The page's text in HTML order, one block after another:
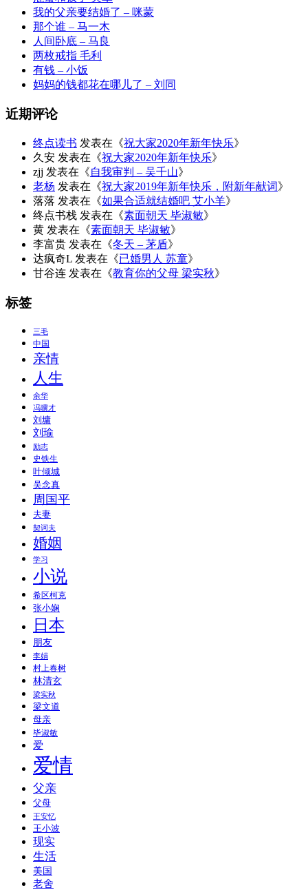
我的父亲要结婚了 – 咪蒙
那个谁 – 马一木
人间卧底 – 马良
两枚戒指 毛利
有钱 – 小饭
妈妈的钱都花在哪儿了 – 刘同
近期评论
终点读书 发表在《祝大家2020年新年快乐》
久安 发表在《祝大家2020年新年快乐》
zjj 发表在《自我审判 – 吴千山》
老杨 发表在《祝大家2019年新年快乐，附新年献词》
落落 发表在《如果合适就结婚吧 艾小羊》
终点书栈 发表在《素面朝天 毕淑敏》
黄 发表在《素面朝天 毕淑敏》
李富贵 发表在《冬天 – 茅盾》
达疯奇L 发表在《已婚男人 苏童》
甘谷连 发表在《教育你的父母 梁实秋》
标签
三毛
中国
亲情
人生
余华
冯骥才
刘墉
刘瑜
励志
史铁生
叶倾城
吴念真
周国平
夫妻
契诃夫
婚姻
学习
小说
希区柯克
张小娴
日本
朋友
李娟
村上春树
林清玄
梁实秋
梁文道
母亲
毕淑敏
爱
爱情
父亲
父母
王安忆
王小波
现实
生活
美国
老舍